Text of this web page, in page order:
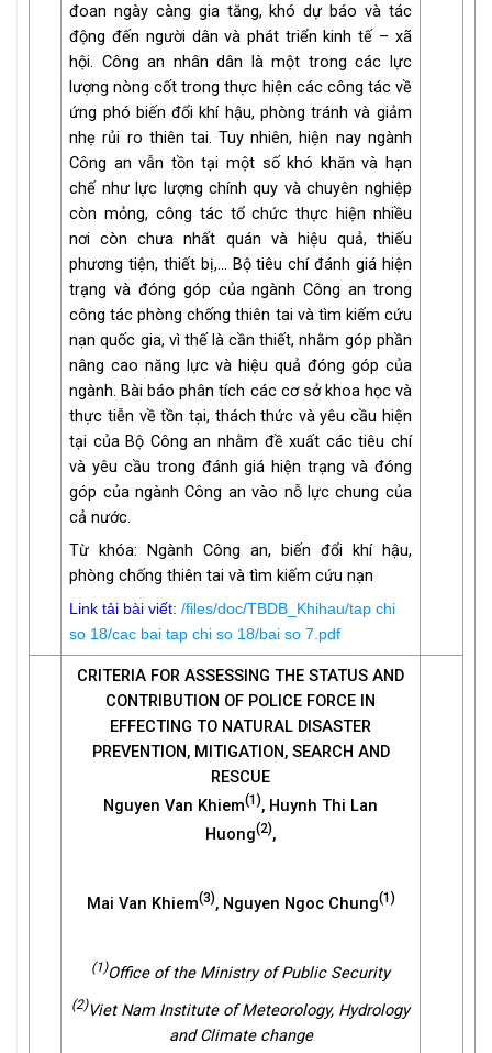
đoan ngày càng gia tăng, khó dự báo và tác
động đến người dân và phát triển kinh tế – xã
hội. Công an nhân dân là một trong các lực
lượng nòng cốt trong thực hiện các công tác về
ứng phó biến đổi khí hậu, phòng tránh và giảm
nhẹ rủi ro thiên tai. Tuy nhiên, hiện nay ngành
Công an vẫn tồn tại một số khó khăn và hạn
chế như lực lượng chính quy và chuyên nghiệp
còn mỏng, công tác tổ chức thực hiện nhiều
nơi còn chưa nhất quán và hiệu quả, thiếu
phương tiện, thiết bị,… Bộ tiêu chí đánh giá hiện
trạng và đóng góp của ngành Công an trong
công tác phòng chống thiên tai và tìm kiếm cứu
nạn quốc gia, vì thế là cần thiết, nhằm góp phần
nâng cao năng lực và hiệu quả đóng góp của
ngành. Bài báo phân tích các cơ sở khoa học và
thực tiễn về tồn tại, thách thức và yêu cầu hiện
tại của Bộ Công an nhằm đề xuất các tiêu chí
và yêu cầu trong đánh giá hiện trạng và đóng
góp của ngành Công an vào nỗ lực chung của
cả nước.
Từ khóa: Ngành Công an, biến đổi khí hậu,
phòng chống thiên tai và tìm kiếm cứu nạn
Link tải bài viết:/files/doc/TBDB_Khihau/tap chi
so 18/cac bai tap chi so 18/bai so 7.pdf
CRITERIA FOR ASSESSING THE STATUS AND
CONTRIBUTION OF POLICE FORCE IN
EFFECTING TO NATURAL DISASTER
PREVENTION, MITIGATION, SEARCH AND
RESCUE
Nguyen Van Khiem(1), Huynh Thi Lan
Huong(2),
Mai Van Khiem(3), Nguyen Ngoc Chung(1)
(1)Office of the Ministry of Public Security
(2)Viet Nam Institute of Meteorology, Hydrology
and Climate change